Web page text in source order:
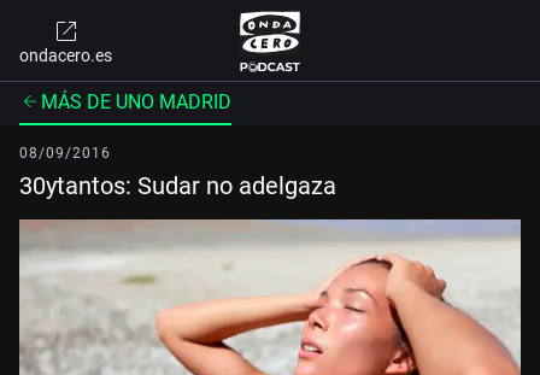
ondacero.es
MÁS DE UNO MADRID
08/09/2016
30ytantos: Sudar no adelgaza